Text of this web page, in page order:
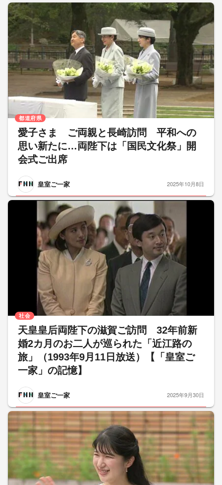
愛子さま ご両親と長崎訪問 平和への
思い新たに…両陛下は「国民文化祭」開
会式ご出席
皇室ご一家
都道府県
2025年10月8日
天皇皇后両陛下の滋賀ご訪問 32年前新
婚2カ月のお二人が巡られた「近江路の
旅」（1993年9月11日放送）【「皇室ご
一家」の記憶】
皇室ご一家
社会
2025年9月30日